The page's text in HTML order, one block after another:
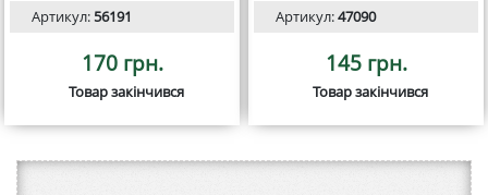
Артикул:56191
170 грн.
Товар закінчився
Артикул:47090
145 грн.
Товар закінчився